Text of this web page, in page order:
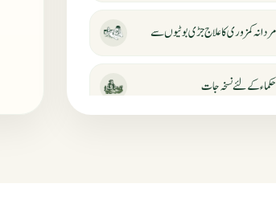
مردانہ کمزوری کا علاج جڑی بوٹیوں سے
حکماء کےلئے نسخہ جات